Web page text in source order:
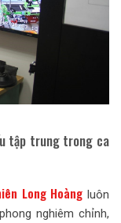
tập trung trong ca
Long Hoàng luôn
nghiêm chỉnh,